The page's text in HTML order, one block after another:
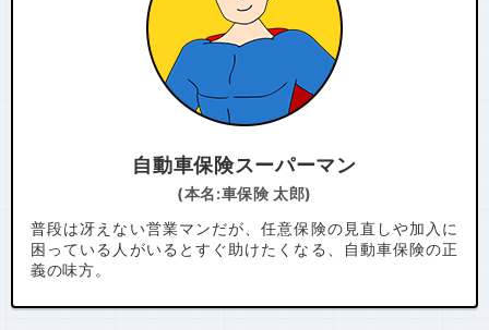
自動車保険スーパーマン
(本名:車保険 太郎)
普段は冴えない営業マンだが、任意保険の見直しや加入に
困っている人がいるとすぐ助けたくなる、自動車保険の正
義の味方。